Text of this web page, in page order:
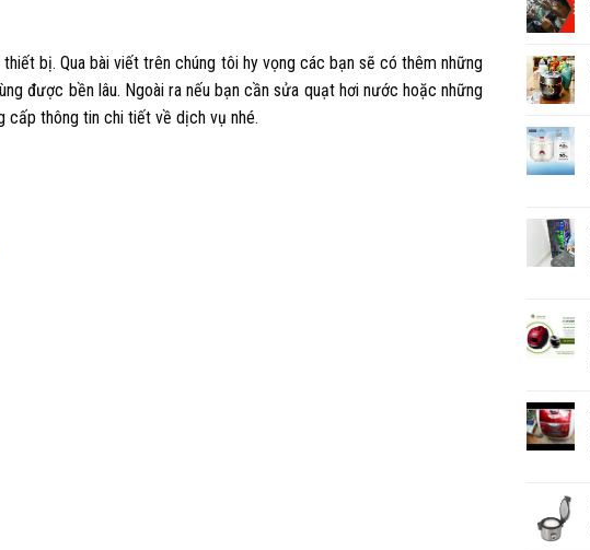
bị. Qua bài viết trên chúng tôi hy vọng các bạn sẽ có thêm những
được bền lâu. Ngoài ra nếu bạn cầnsửa quạt hơi nước hoặc những
cấp thông tin chi tiết về dịch vụ nhé.